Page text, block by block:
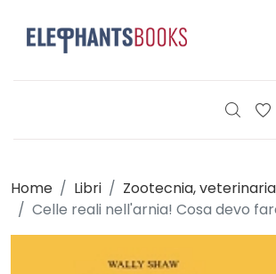
Home Libri
Zootecnia,
Celle reali nell'arnia! Cosa devo